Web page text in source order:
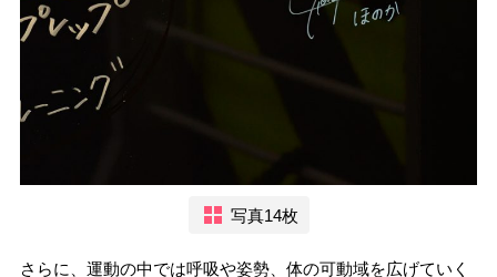
写真14枚
さらに、運動の中では呼吸や姿勢、体の可動域を広げていく